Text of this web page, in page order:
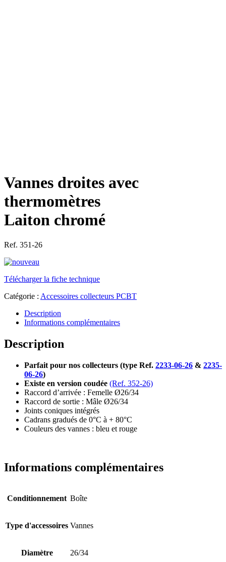
Vannes droites avec
thermomètres
Laiton chromé
Ref. 351-26
Télécharger la fiche technique
Catégorie : Accessoires collecteurs PCBT
Description
Informations complémentaires
Description
Parfait pour nos collecteurs (type Ref. 2233-06-26 & 2235-
06-26)
Existe en version coudée (Ref. 352-26)
Raccord d’arrivée : Femelle Ø26/34
Raccord de sortie : Mâle Ø26/34
Joints coniques intégrés
Cadrans gradués de 0°C à + 80°C
Couleurs des vannes : bleu et rouge
Informations complémentaires
Conditionnement Boîte
Type d'accessoires Vannes
Diamètre 26/34